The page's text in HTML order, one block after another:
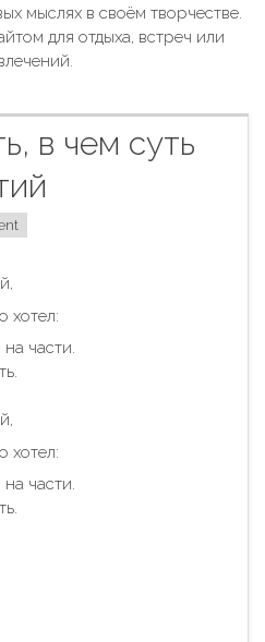
мыслях в своём творчестве.
для отдыха, встреч или
в чем суть
хотел:
части.
хотел:
части.